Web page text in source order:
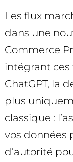
Les flux
dans une
Commerce
intégrant
ChatGPT, la
plus
classique :
vos données
d’autorité